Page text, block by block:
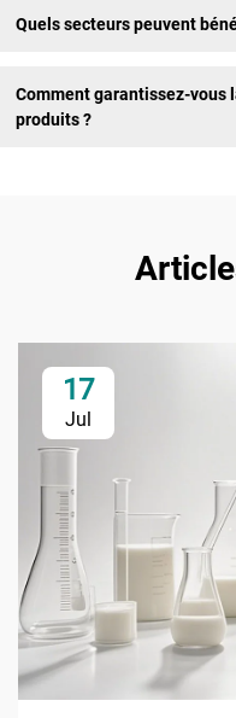
Quels secteurs peuvent
Comment garantissez-vous
produits ?
17
Jul